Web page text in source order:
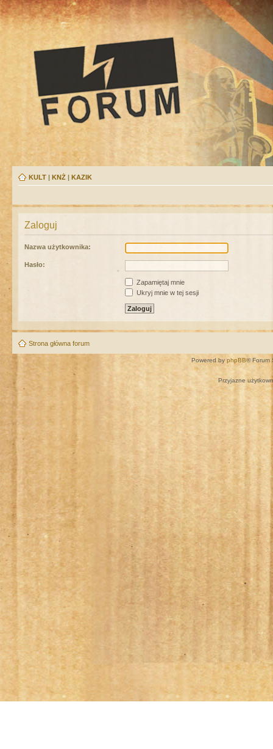
KULT | KNŻ | KAZIK
Zaloguj
Nazwa użytkownika:
Hasło:
Zapamiętaj mnie
Ukryj mnie w tej sesji
Strona główna forum
Powered by phpBB® Forum
Przyjazne